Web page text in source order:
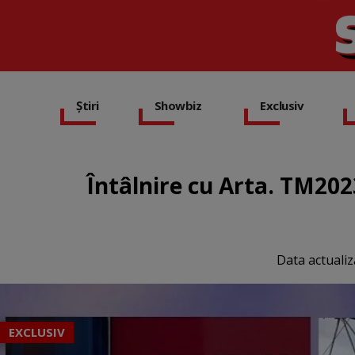
Știri Showbiz Exclusiv
Întâlnire cu Arta.
Data
EXCLUSIV